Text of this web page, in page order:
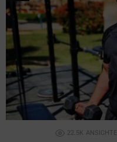
22.5K